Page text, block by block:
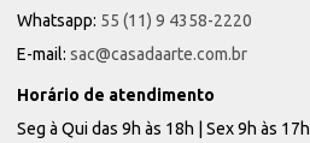
Whatsapp: 55 (11) 9 4358-2220
E-mail: sac@casadaarte.com.br
Horário de atendimento
Seg à Qui das 9h às 18h | Sex 9h às 17h